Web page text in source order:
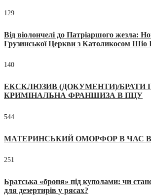
129
Від віолончелі до Патріаршого жезла:
Грузинської Церкви з Католикосом Шіо
140
ЕКСКЛЮЗИВ (ДОКУМЕНТИ)/БРАТИ
КРИМІНАЛЬНА ФРАНШИЗА В ПЦУ
544
МАТЕРИНСЬКИЙ ОМОРФОР В ЧАС
251
Братська «броня» під куполами: чи
для дезертирів у рясах?